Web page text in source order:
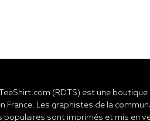
(RDTS) est une
France. Les graphistes de la
populaires sont imprimés et mis en